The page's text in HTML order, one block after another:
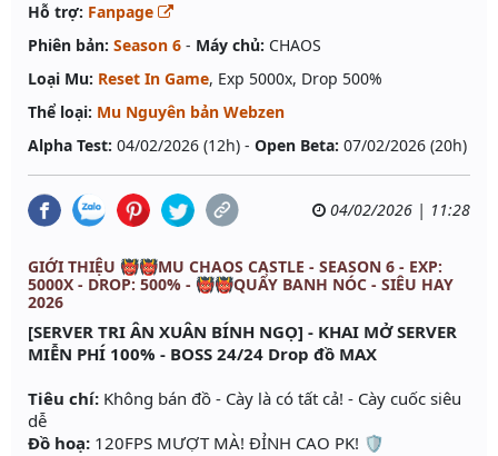
Hỗ trợ: Fanpage
Phiên bản: Season 6 - Máy chủ: CHAOS
Loại Mu: Reset In Game, Exp 5000x, Drop 500%
Thể loại: Mu Nguyên bản Webzen
Alpha Test: 04/02/2026 (12h) - Open Beta: 07/02/2026 (20h)
04/02/2026 | 11:28
GIỚI THIỆU 👹👹MU CHAOS CASTLE - SEASON 6 - EXP:
5000X - DROP: 500% - 👹👹QUẨY BANH NÓC - SIÊU HAY
2026
[SERVER TRI ÂN XUÂN BÍNH NGỌ] - KHAI MỞ SERVER
MIỄN PHÍ 100% - BOSS 24/24 Drop đồ MAX
Tiêu chí: Không bán đồ - Cày là có tất cả! - Cày cuốc siêu
dễ
Đồ hoạ: 120FPS MƯỢT MÀ! ĐỈNH CAO PK! 🛡️